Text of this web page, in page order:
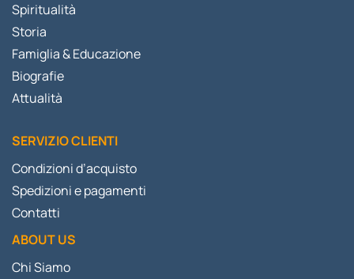
Spiritualità
Storia
Famiglia & Educazione
Biografie
Attualità
SERVIZIO CLIENTI
Condizioni d’acquisto
Spedizioni e pagamenti
Contatti
ABOUT US
Chi Siamo